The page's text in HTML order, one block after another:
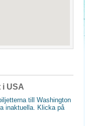
i USA
till Washington
inaktuella. Klicka på